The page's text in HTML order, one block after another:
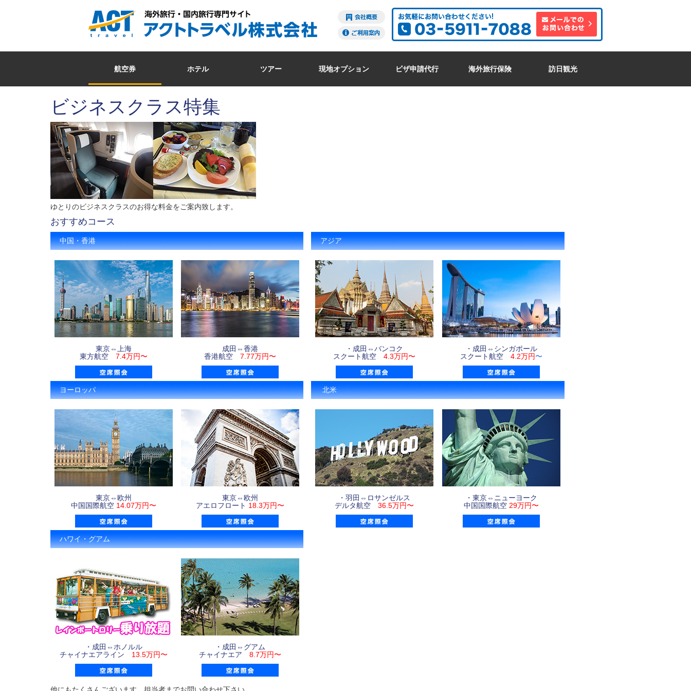
航空券 ホテル ツアー 現地オプション ビザ申請代行 海外旅行保険 訪日観光
ビジネスクラス特集
ゆとりのビジネスクラスのお得な料金をご案内致します。
おすすめコース
中国・香港 アジア
東京⇔上海
東方航空 7.4万円〜
成田⇔香港
香港航空 7.77万円〜
・成田⇔バンコク
スクート航空 4.3万円〜
・成田⇔シンガポール
スクート航空 4.2万円〜
ヨーロッパ 北米
東京⇔欧州
中国国際航空 14.07万円〜
東京⇔欧州
アエロフロート 18.3万円〜
・羽田⇔ロサンゼルス
デルタ航空 36.5万円〜
・東京⇔ニューヨーク
中国国際航空 29万円〜
ハワイ・グアム
・成田⇔ホノルル
チャイナエアライン 13.5万円〜
・成田⇔グアム
チャイナエア 8.7万円〜